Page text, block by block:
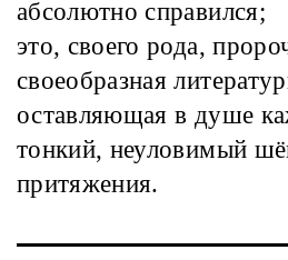
абсолютно справился;
это, своего рода,
своеобразная
оставляющая в душе
тонкий, неуловимый
притяжения.